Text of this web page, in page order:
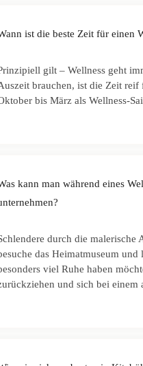
ist die beste Zeit für einen
gilt – Wellness geht
brauchen, ist die Zeit reif
bis März als Wellness-
kann man während eines
durch die malerische
das Heimatmuseum
viel Ruhe haben
und sich bei einem